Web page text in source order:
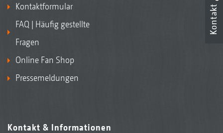
Kontaktformular
FAQ | Häufig gestellte
Fragen
Online Fan Shop
Pressemeldungen
Kontakt & Informationen
Kontakt